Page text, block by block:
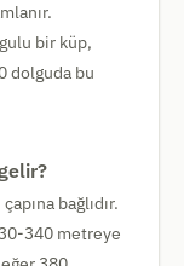
bir küp,
dolguda bu
bağlıdır.
340 metreye